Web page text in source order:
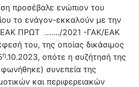
προσέβαλε ενώπιον του
το ενάγον-εκκαλούν με την
ΕΑΚ ΠΡΩΤ ……./2021 -ΓΑΚ/ΕΑΚ
του, της οποίας δικάσιμος
η.10.2023, οπότε η συζήτησή της
συνεπεία της
και περιφερειακών